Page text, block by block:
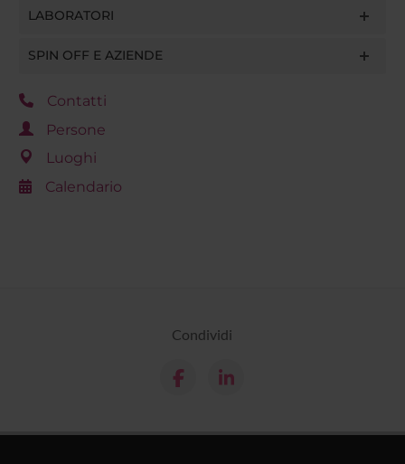
LABORATORI
SPIN OFF E AZIENDE
Contatti
Persone
Luoghi
Calendario
Condividi